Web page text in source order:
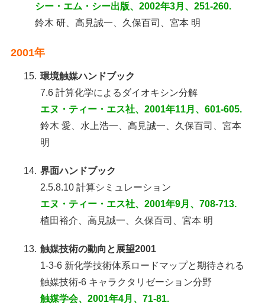
シー・エム・シー出版、2002年3月、251-260.
鈴木 研、高見誠一、久保百司、宮本 明
2001年
15. 環境触媒ハンドブック
7.6 計算化学によるダイオキシン分解
エヌ・ティー・エス社、2001年11月、601-605.
鈴木 愛、水上浩一、高見誠一、久保百司、宮本
明
14. 界面ハンドブック
2.5.8.10 計算シミュレーション
エヌ・ティー・エス社、2001年9月、708-713.
植田裕介、高見誠一、久保百司、宮本 明
13. 触媒技術の動向と展望2001
1-3-6 新化学技術体系ロードマップと期待される
触媒技術-6 キャラクタリゼーション分野
触媒学会、2001年4月、71-81.